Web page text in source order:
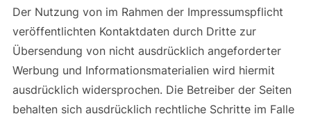
Der Nutzung von im Rahmen der Impressumspflicht
veröffentlichten Kontaktdaten durch Dritte zur
Übersendung von nicht ausdrücklich angeforderter
Werbung und Informationsmaterialien wird hiermit
ausdrücklich widersprochen. Die Betreiber der Seiten
behalten sich ausdrücklich rechtliche Schritte im Falle